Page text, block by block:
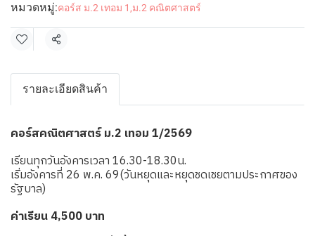
หมวดหมู่:คอร์ส ม.2 เทอม 1 ,ม.2 คณิตศาสตร์
แชร์
รายละเอียดสินค้า
คอร์สคณิตศาสตร์ ม.2 เทอม 1/2569
เรียนทุกวันอังคารเวลา 16.30-18.30น.
เริ่มอังคารที่ 26 พ.ค. 69(วันหยุดและหยุดชดเชยตามประกาศของ
รัฐบาล)
ค่าเรียน 4,500 บาท